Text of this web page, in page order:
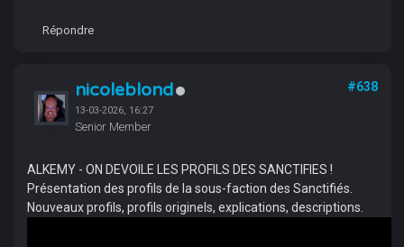
Répondre
nicoleblond
13-03-2026, 16:27
Senior Member
#638
ALKEMY - ON DEVOILE LES PROFILS DES SANCTIFIES !
Présentation des profils de la sous-faction des Sanctifiés.
Nouveaux profils, profils originels, explications, descriptions.